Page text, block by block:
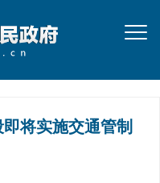
将实施交通管制